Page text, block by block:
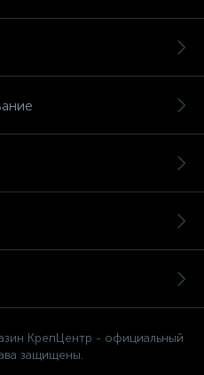
КрепЦентр - официальный
защищены.